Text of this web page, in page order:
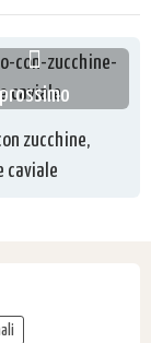
prossimo
zucchine,
caviale